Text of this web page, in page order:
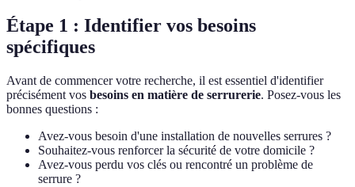
Étape 1 : Identifier vos besoins
spécifiques
Avant de commencer votre recherche, il est essentiel d'identifier
précisément vos besoins en matière de serrurerie. Posez-vous les
bonnes questions :
Avez-vous besoin d'une installation de nouvelles serrures ?
Souhaitez-vous renforcer la sécurité de votre domicile ?
Avez-vous perdu vos clés ou rencontré un problème de
serrure ?